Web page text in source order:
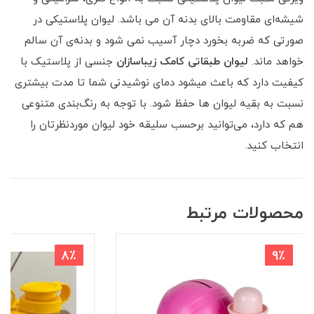
شیشه‌ای مقاومت بالای بدنه آن می باشد. لیوان پلاستیکی در
صورتی که ضربه بخورد دچار آسیب نمی‌ شود و بدنه‌ی آن سالم
خواهد ماند. لیوان طبقاتی کامک زیباسازان جنسی از پلاستیک با
کیفیت دارد که باعث میشود دمای نوشیدنی شما تا مدت بیشتری
نسبت به بقیه لیوان ها حفظ شود. با توجه به رنگ‌بندی متنوعی
هم که دارد، می‌توانید برحسب سلیقه خود لیوان موردنظرتان را
انتخاب کنید.
محصولات مرتبط
9٪ 8٪